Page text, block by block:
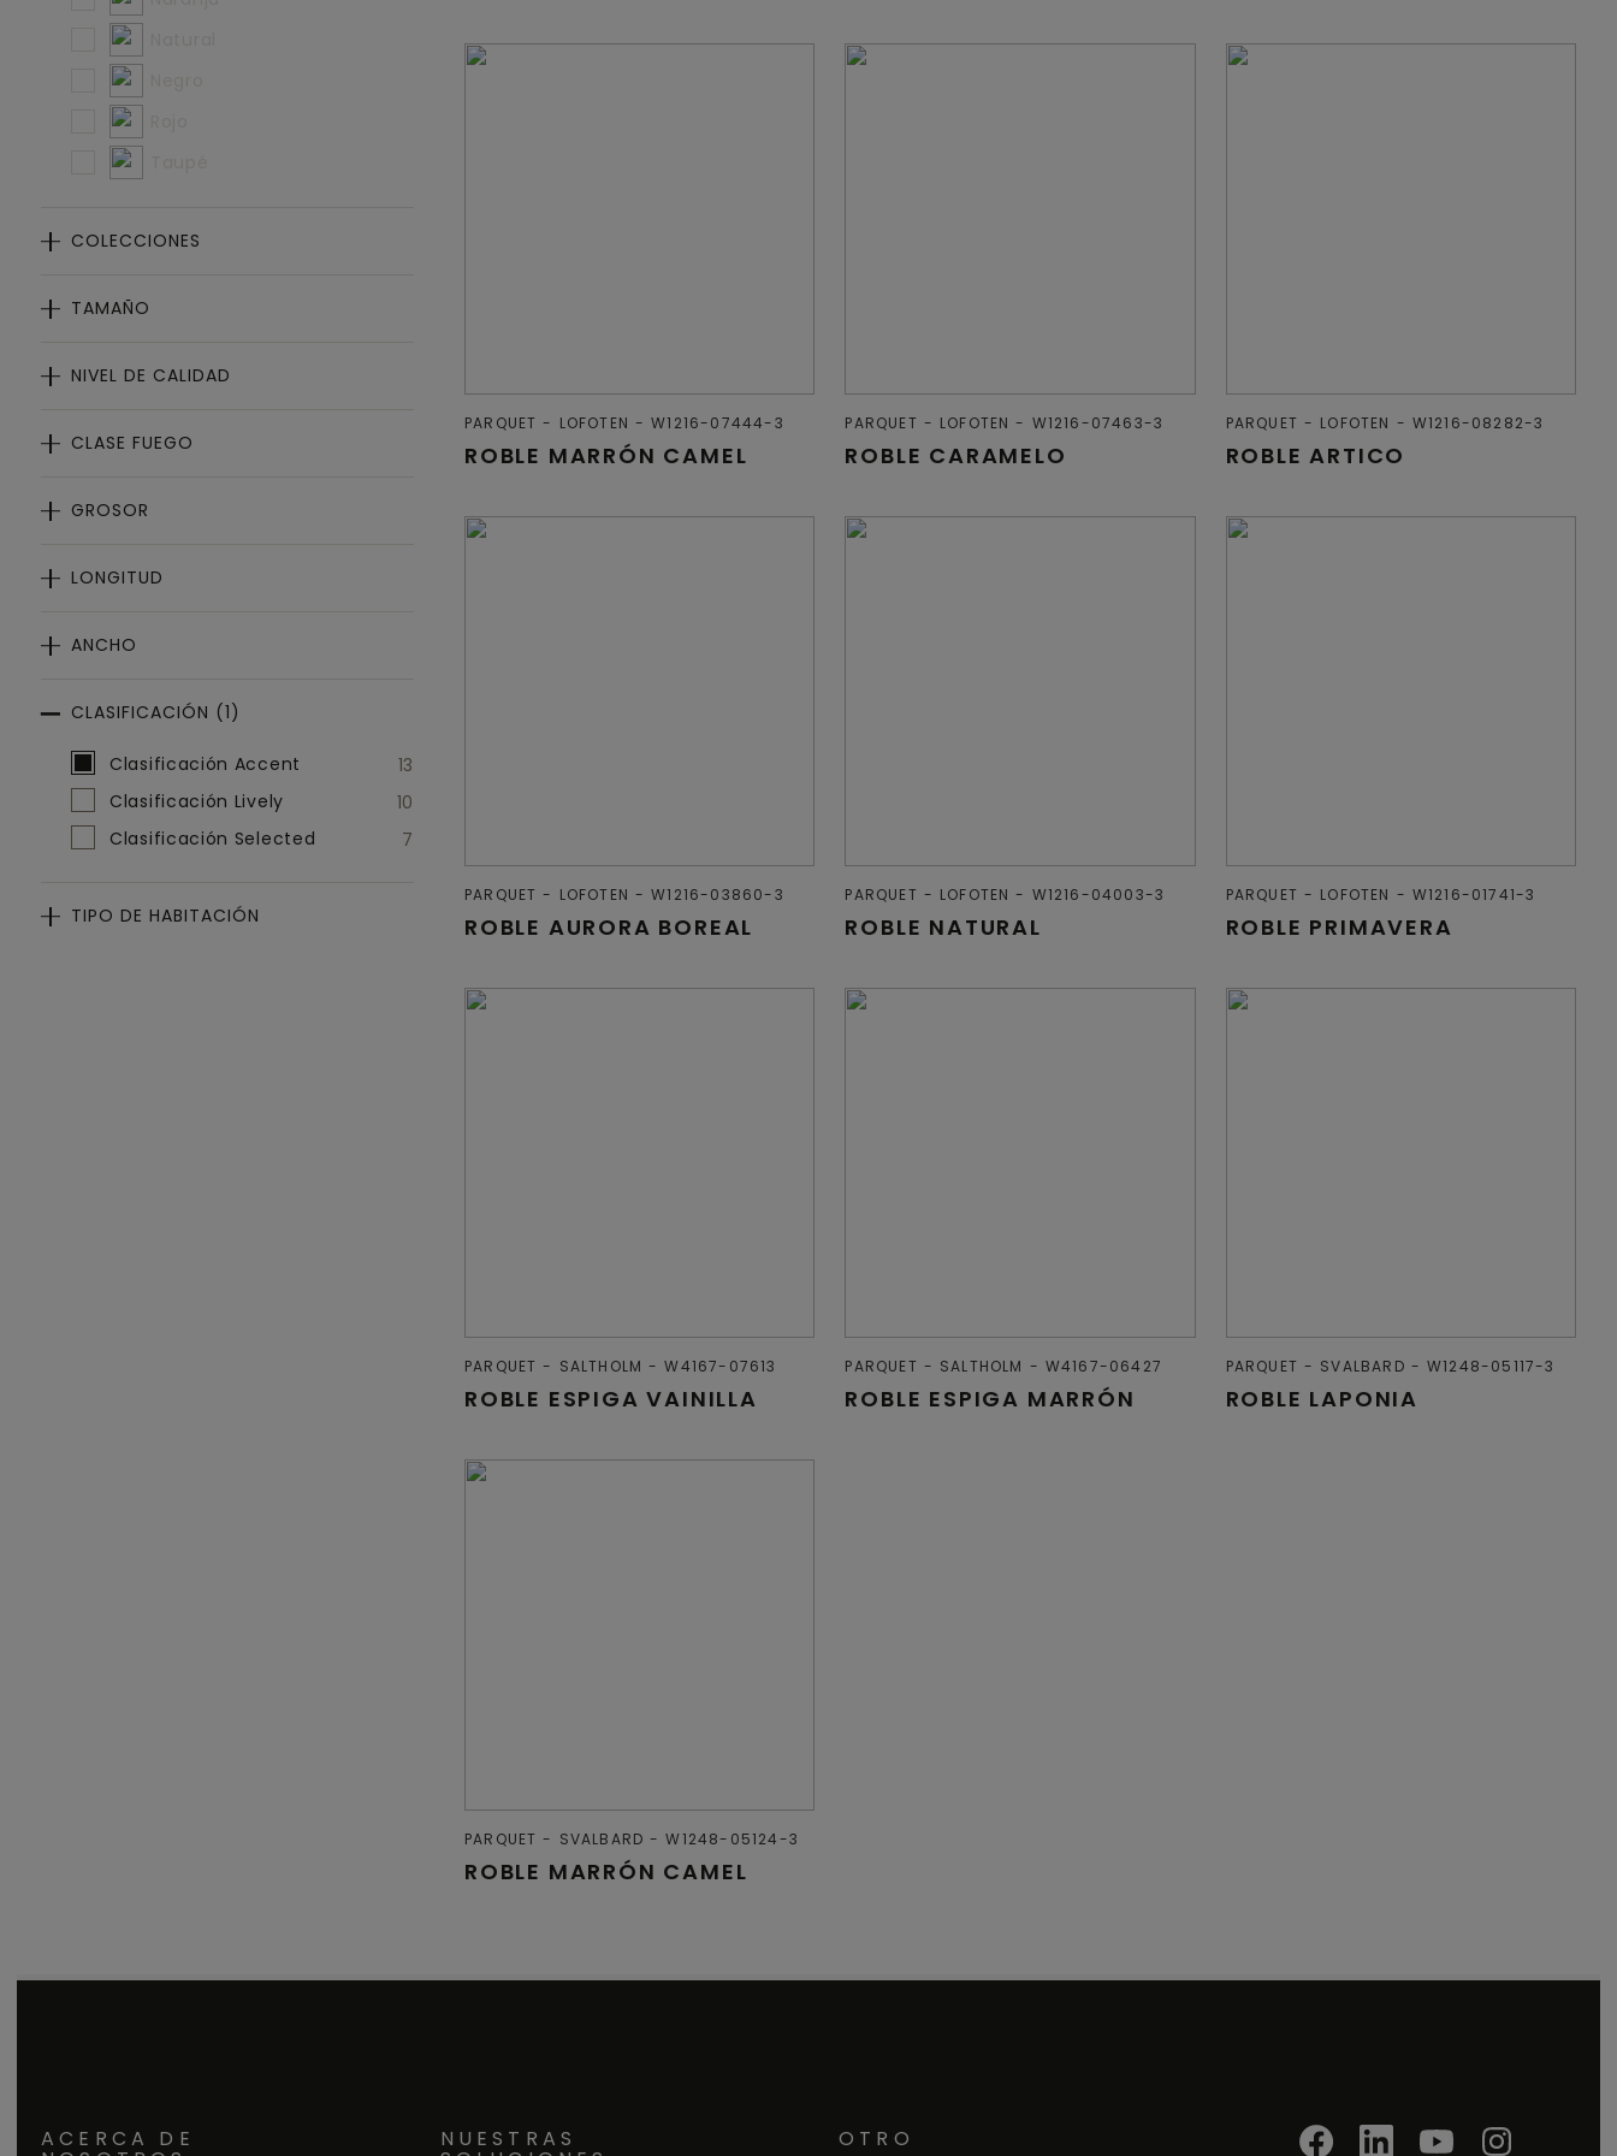
COLECCIONES
TAMAÑO
NIVEL DE CALIDAD
CLASE FUEGO
GROSOR
LONGITUD
ANCHO
CLASIFICACIÓN (1)
SeleccionarClasificación (1)
Clasificación Accent
13
Clasificación Lively
10
Clasificación Selected
7
TIPO DE HABITACIÓN
ROBLE MARRÓN CAMEL
PARQUET LOFOTEN W1216-07444-3
ROBLE CARAMELO
PARQUET LOFOTEN W1216-07463-3
ROBLE ARTICO
PARQUET LOFOTEN W1216-08282-3
ROBLE AURORA BOREAL
PARQUET LOFOTEN W1216-03860-3
ROBLE NATURAL
PARQUET LOFOTEN W1216-04003-3
ROBLE PRIMAVERA
PARQUET LOFOTEN W1216-01741-3
ROBLE ESPIGA VAINILLA
PARQUET SALTHOLM W4167-07613
ROBLE ESPIGA MARRÓN
PARQUET SALTHOLM W4167-06427
ROBLE LAPONIA
PARQUET SVALBARD W1248-05117-3
ROBLE MARRÓN CAMEL
PARQUET SVALBARD W1248-05124-3
ACERCA DE NUESTRAS OTRO